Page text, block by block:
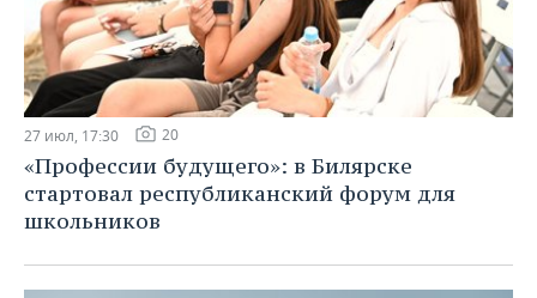
27 июл, 17:30 20
«Профессии будущего»: в Билярске
стартовал республиканский форум для
школьников